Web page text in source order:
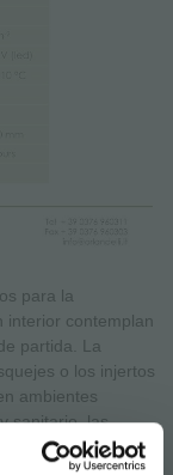
para la
interior contemplan
partida. La
o los injertos
ambientes
sanitario, las
especiales.